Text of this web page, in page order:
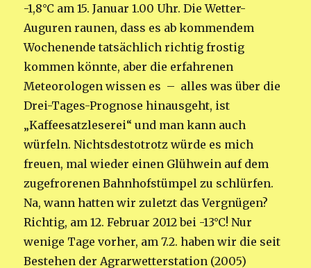
-1,8°C am 15. Januar 1.00 Uhr. Die Wetter-
Auguren raunen, dass es ab kommendem
Wochenende tatsächlich richtig frostig
kommen könnte, aber die erfahrenen
Meteorologen wissen es – alles was über die
Drei-Tages-Prognose hinausgeht, ist
„Kaffeesatzleserei“ und man kann auch
würfeln. Nichtsdestotrotz würde es mich
freuen, mal wieder einen Glühwein auf dem
zugefrorenen Bahnhofstümpel zu schlürfen.
Na, wann hatten wir zuletzt das Vergnügen?
Richtig, am 12. Februar 2012 bei -13°C! Nur
wenige Tage vorher, am 7.2. haben wir die seit
Bestehen der Agrarwetterstation (2005)